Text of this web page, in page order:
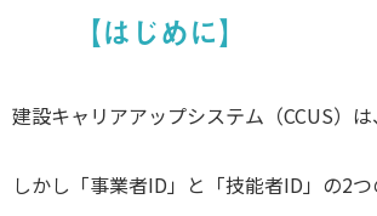
【はじめに】
建設キャリアアップシステム（CCUS）
しかし「事業者ID」と「技能者ID」の2つ